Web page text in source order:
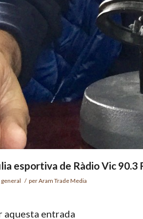
esportiva de Ràdio Vic 90.3
general / perAram Trade Media
aquesta entrada